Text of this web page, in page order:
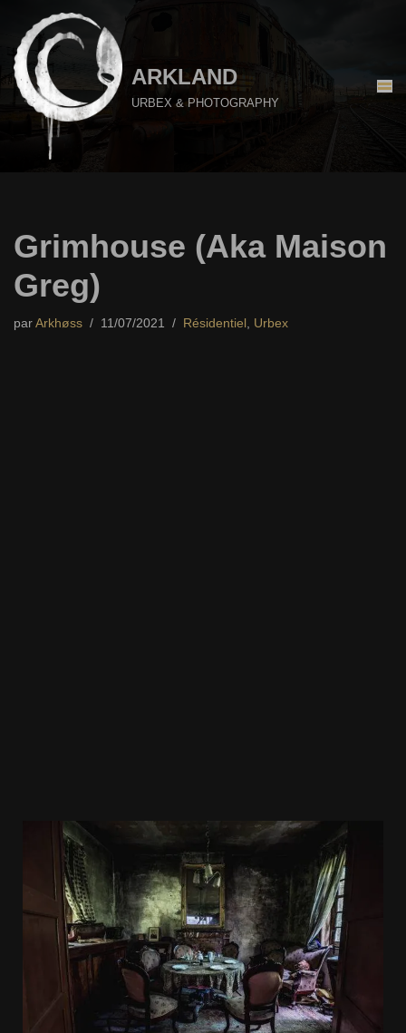
Aller
au
contenu
ARKLAND
URBEX & PHOTOGRAPHY
Grimhouse (Aka Maison
Greg)
par Arkhøss 11/07/2021 Résidentiel , Urbex